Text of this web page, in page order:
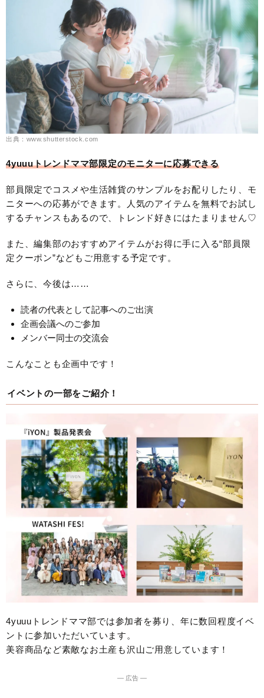
出典：www.shutterstock.com
4yuuuトレンドママ部限定のモニターに応募できる
部員限定でコスメや生活雑貨のサンプルをお配りしたり、モ
ニターへの応募ができます。人気のアイテムを無料でお試し
するチャンスもあるので、トレンド好きにはたまりません♡
また、編集部のおすすめアイテムがお得に手に入る“部員限
定クーポン”などもご用意する予定です。
さらに、今後は……
読者の代表として記事へのご出演
企画会議へのご参加
メンバー同士の交流会
こんなことも企画中です！
イベントの一部をご紹介！
4yuuuトレンドママ部では参加者を募り、年に数回程度イベ
ントに参加いただいています。
美容商品など素敵なお土産も沢山ご用意しています！
― 広告 ―